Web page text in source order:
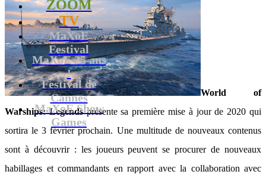
ZOOM
TV
MaXoE
Festival
MaXoE 25 ans
!
Festival de
Cannes
MaXoE Show
Games
World of
Warships: Legendsprésente sa première mise à jour de 2020 qui
sortira le 3 février prochain. Une multitude de nouveaux contenus
sont à découvrir : les joueurs peuvent se procurer de nouveaux
habillages et commandants en rapport avec la collaboration avec